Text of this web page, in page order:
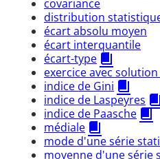
covariance
distribution
écart absolu moyen
écart interquantile
écart-type
exercice avec
indice de Gini
indice de Laspeyres
indice de Paasche
médiale
mode d'une série
moyenne d'une série